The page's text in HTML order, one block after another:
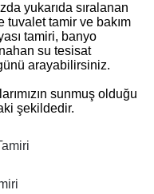
yukarıda sıralanan
tuvalet tamir ve bakım
tamiri, banyo
su tesisat
arayabilirsiniz.
sunmuş olduğu
şekildedir.